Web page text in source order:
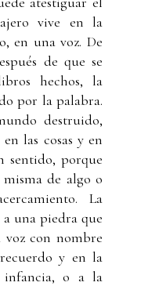
vive en la
en una voz. De
de que se
hechos, la
por la palabra.
destruido,
las cosas y en
sentido, porque
de algo o
La
una piedra que
voz con nombre
y en la
o a la